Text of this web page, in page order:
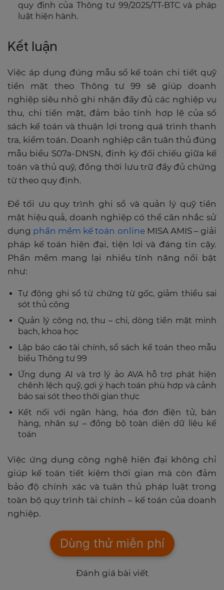
quy định của Thông tư 99/2025/TT-BTC và pháp
luật hiện hành.
Kết luận
Việc áp dụng đúng mẫu sổ kế toán chi tiết quỹ
tiền mặt theo Thông tư 99 sẽ giúp doanh
nghiệp siêu nhỏ ghi nhận đầy đủ các nghiệp vụ
thu, chi tiền mặt, đảm bảo tính hợp lệ của sổ
sách kế toán và thuận lợi trong quá trình thanh
tra, kiểm toán. Doanh nghiệp cần tuân thủ đúng
mẫu biểu S07a-DNSN, định kỳ đối chiếu giữa kế
toán và thủ quỹ, đồng thời lưu trữ đầy đủ chứng
từ theo quy định.
Để tối ưu quy trình ghi sổ và quản lý quỹ tiền
mặt hiệu quả, doanh nghiệp có thể cân nhắc sử
dụng phần mềm kế toán onlineMISA AMIS – giải
pháp kế toán hiện đại, tiện lợi và đáng tin cậy.
Phần mềm mang lại nhiều tính năng nổi bật
như:
Tự động ghi sổ từ chứng từ gốc, giảm thiểu sai
sót thủ công
Quản lý công nợ, thu – chi, dòng tiền mặt minh
bạch, khoa học
Lập báo cáo tài chính, sổ sách kế toán theo mẫu
biểu Thông tư 99
Ứng dụng AI và trợ lý ảo AVA hỗ trợ phát hiện
chênh lệch quỹ, gợi ý hạch toán phù hợp và cảnh
báo sai sót theo thời gian thực
Kết nối với ngân hàng, hóa đơn điện tử, bán
hàng, nhân sự – đồng bộ toàn diện dữ liệu kế
toán
Việc ứng dụng công nghệ hiện đại không chỉ
giúp kế toán tiết kiệm thời gian mà còn đảm
bảo độ chính xác và tuân thủ pháp luật trong
toàn bộ quy trình tài chính – kế toán của doanh
nghiệp.
Dùng thử miễn phí
Đánh giá bài viết